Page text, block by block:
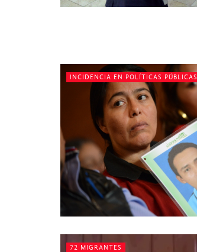
INCIDENCIA EN POLÍTICAS PÚBLICAS
72 MIGRANTES